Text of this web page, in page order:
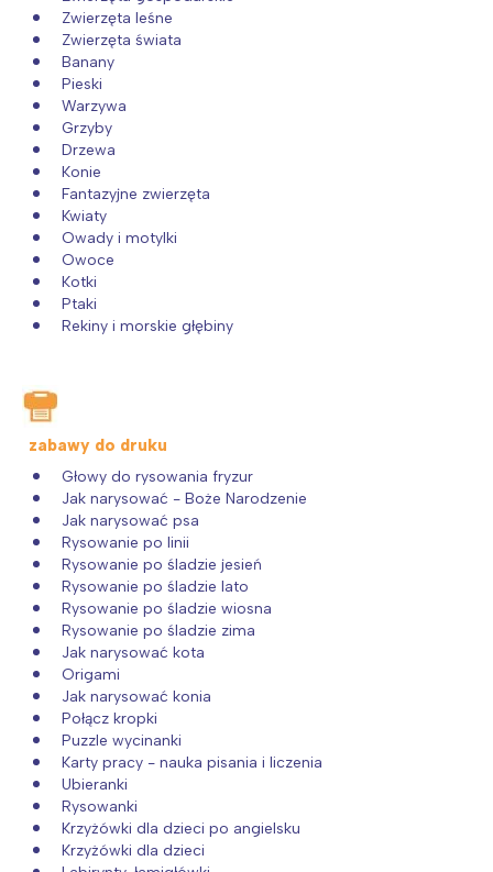
Zwierzęta leśne
Zwierzęta świata
Banany
Pieski
Warzywa
Grzyby
Drzewa
Konie
Fantazyjne zwierzęta
Kwiaty
Owady i motylki
Owoce
Kotki
Ptaki
Rekiny i morskie głębiny
zabawy do druku
Głowy do rysowania fryzur
Jak narysować - Boże Narodzenie
Jak narysować psa
Rysowanie po linii
Rysowanie po śladzie jesień
Rysowanie po śladzie lato
Rysowanie po śladzie wiosna
Rysowanie po śladzie zima
Jak narysować kota
Origami
Jak narysować konia
Połącz kropki
Puzzle wycinanki
Karty pracy - nauka pisania i liczenia
Ubieranki
Rysowanki
Krzyżówki dla dzieci po angielsku
Krzyżówki dla dzieci